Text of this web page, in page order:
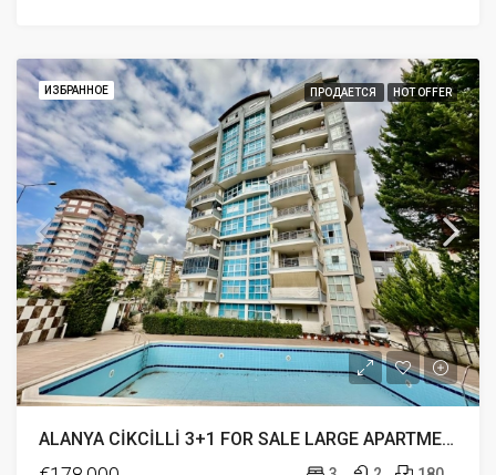
ИЗБРАННОЕ ПРОДАЕТСЯ HOT OFFER
ALANYA CİKCİLLİ 3+1 FOR SALE LARGE APARTMENT WITH A POOL 178.000 EURO